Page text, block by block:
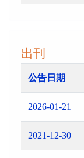
出刊
公告日期
2026-01-21
2021-12-30